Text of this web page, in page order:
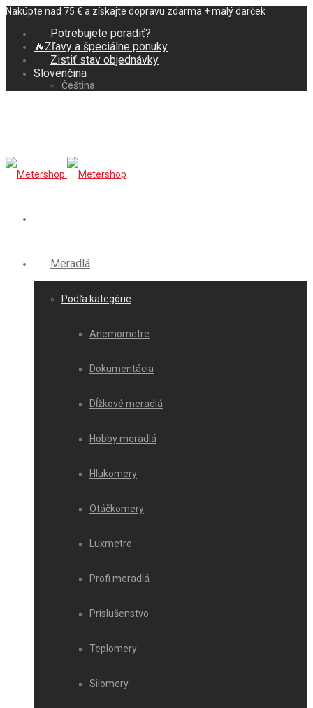
Nakúpte nad 75 € a získajte dopravu zdarma + malý darček
Potrebujete poradiť?
🔥Zľavy a špeciálne ponuky
Zistiť stav objednávky
Slovenčina
Čeština
Meradlá
Podľa kategórie
Anemometre
Dokumentácia
Dĺžkové meradlá
Hobby meradlá
Hlukomery
Otáčkomery
Luxmetre
Profi meradlá
Príslušenstvo
Teplomery
Silomery